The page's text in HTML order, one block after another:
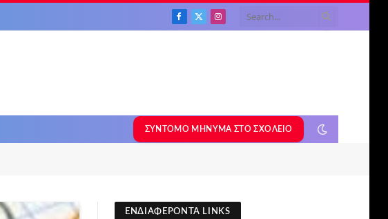
Facebook
X
Instagram
ΣΎΝΤΟΜΟ ΜΉΝΥΜΑ ΣΤΟ ΣΧΟΛΕΊΟ
ΕΝΔΙΑΦΕΡΟΝΤΑ LINKS